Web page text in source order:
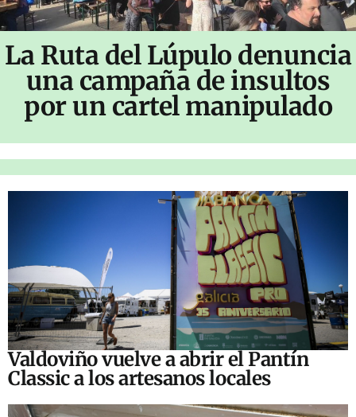
La Ruta del Lúpulo denuncia
una campaña de insultos
por un cartel manipulado
Valdoviño vuelve a abrir el Pantín
Classic a los artesanos locales